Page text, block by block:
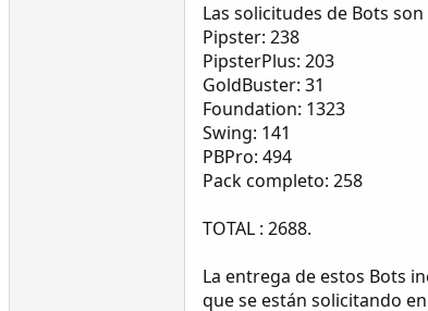
Las solicitudes de Bots
Pipster: 238
PipsterPlus: 203
GoldBuster: 31
Foundation: 1323
Swing: 141
PBPro: 494
Pack completo: 258
TOTAL : 2688.
La entrega de estos Bots
que se están solicitando